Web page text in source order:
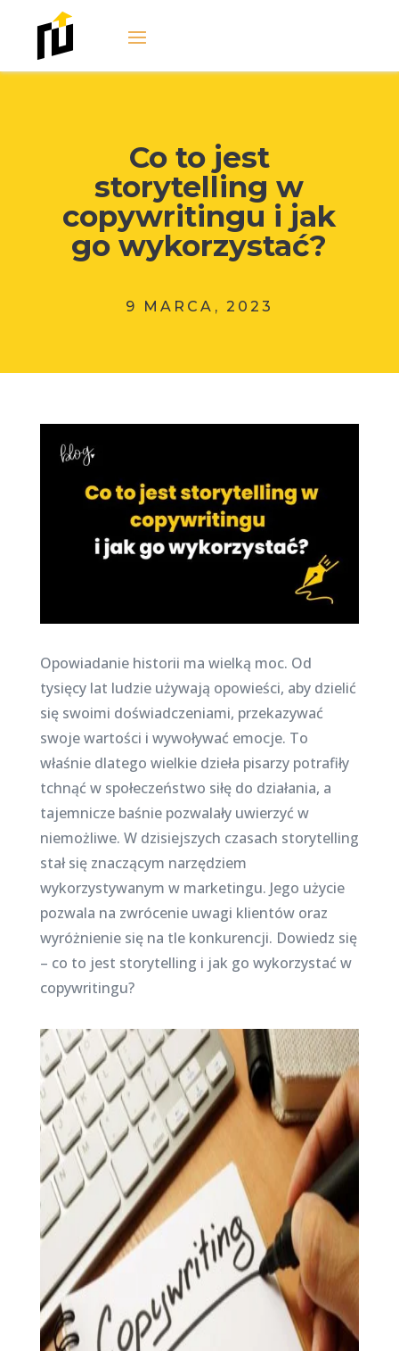
Co to jest
storytelling w
copywritingu i jak
go wykorzystać?
9 MARCA, 2023
Opowiadanie historii ma wielką moc. Od
tysięcy lat ludzie używają opowieści, aby dzielić
się swoimi doświadczeniami, przekazywać
swoje wartości i wywoływać emocje. To
właśnie dlatego wielkie dzieła pisarzy potrafiły
tchnąć w społeczeństwo siłę do działania, a
tajemnicze baśnie pozwalały uwierzyć w
niemożliwe. W dzisiejszych czasach storytelling
stał się znaczącym narzędziem
wykorzystywanym w marketingu. Jego użycie
pozwala na zwrócenie uwagi klientów oraz
wyróżnienie się na tle konkurencji. Dowiedz się
– co to jest storytelling i jak go wykorzystać w
copywritingu?